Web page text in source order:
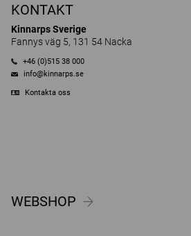
KONTAKT
Kinnarps Sverige
Fannys väg 5, 131 54 Nacka
+46 (0)515 38 000
info@kinnarps.se
Kontakta oss
WEBSHOP